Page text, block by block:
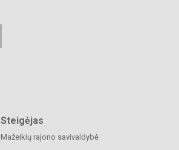
Steigėjas
Mažeikių rajono savivaldybė